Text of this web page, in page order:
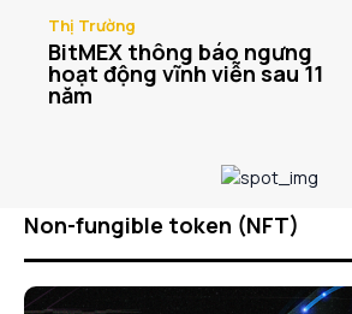
Thị Trường
BitMEX thông báo ngưng
hoạt động vĩnh viễn sau 11
năm
Non-fungible token (NFT)